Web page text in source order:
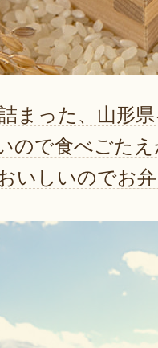
まった、山形
ので食べごた
いしいのでお